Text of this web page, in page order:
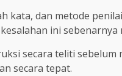
kata, dan metode
ini sebenarnya
secara teliti sebelum
secara tepat.